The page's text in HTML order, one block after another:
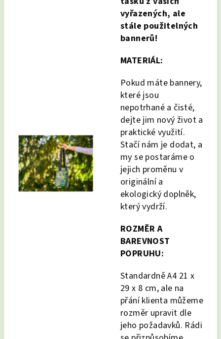
vyřazených, ale
stále použitelných
bannerů!
MATERIÁL:
Pokud máte bannery,
které jsou
nepotrhané a čisté,
dejte jim nový život a
praktické využití.
Stačí nám je dodat, a
my se postaráme o
jejich proměnu v
originální a
ekologický doplněk,
který vydrží.
ROZMĚR A
BAREVNOST
POPRUHU:
Standardně A4 21 x
29 x 8 cm, ale na
přání klienta můžeme
rozměr upravit dle
jeho požadavků. Rádi